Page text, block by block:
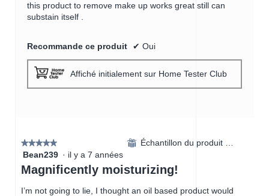
this product to remove make up works great still can
substain itself .
Recommande ce produit ✔ Oui
Affiché initialement sur Home Tester Club
⊞
★★★★★
★★★★★
5
étoile(s)
sur
5.
Bean239 · il y a 7 années
Magnificently moisturizing!
I’m not going to lie, I thought an oil based product would